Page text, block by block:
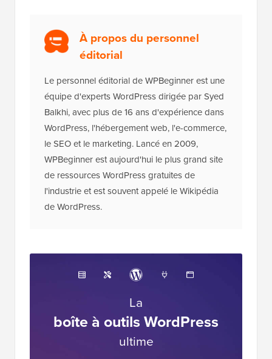
À propos du personnel
éditorial
Le personnel éditorial de WPBeginner est une
équipe d'experts WordPress dirigée par Syed
Balkhi, avec plus de 16 ans d'expérience dans
WordPress, l'hébergement web, l'e-commerce,
le SEO et le marketing. Lancé en 2009,
WPBeginner est aujourd'hui le plus grand site
de ressources WordPress gratuites de
l'industrie et est souvent appelé le Wikipédia
de WordPress.
La
boîte à outils WordPress
ultime